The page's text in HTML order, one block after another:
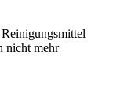
nicht mehr